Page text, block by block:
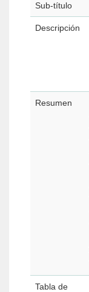
Sub-título
Descripción
Resumen
Tabla de